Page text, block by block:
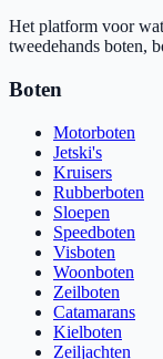
Het platform voor
tweedehands boten,
Boten
Motorboten
Jetski's
Kruisers
Rubberboten
Sloepen
Speedboten
Visboten
Woonboten
Zeilboten
Catamarans
Kielboten
Zeiljachten